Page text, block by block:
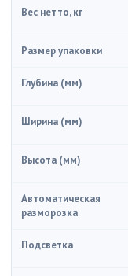
Вес нетто, кг
Размер упаковки
Глубина (мм)
Ширина (мм)
Высота (мм)
Автоматическая
разморозка
Подсветка